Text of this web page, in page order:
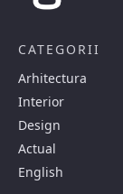
CATEGORII
Arhitectura
Interior
Design
Actual
English